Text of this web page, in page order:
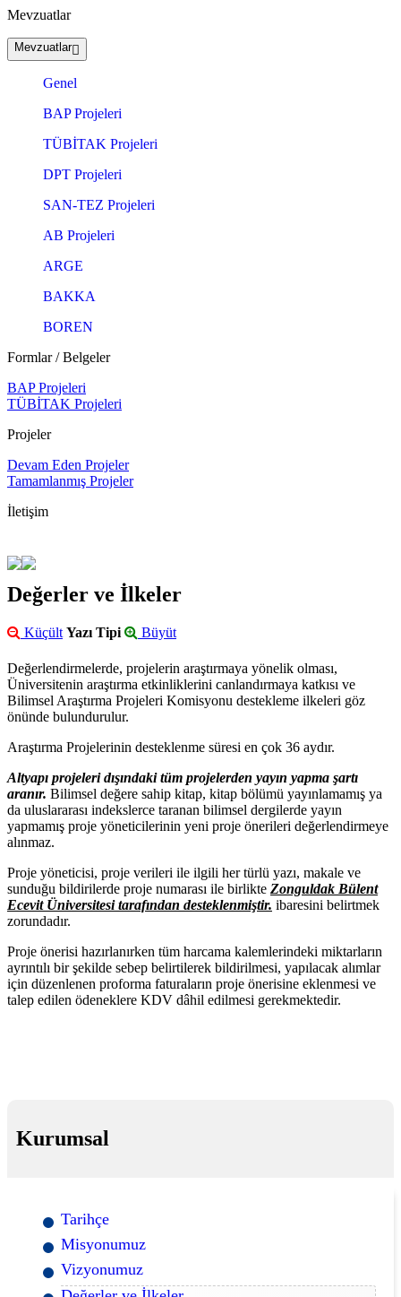
Mevzuatlar
Mevzuatlar
Genel
BAP Projeleri
TÜBİTAK Projeleri
DPT Projeleri
SAN-TEZ Projeleri
AB Projeleri
ARGE
BAKKA
BOREN
Formlar / Belgeler
BAP Projeleri
TÜBİTAK Projeleri
Projeler
Devam Eden Projeler
Tamamlanmış Projeler
İletişim
Değerler ve İlkeler
Küçült Yazı Tipi Büyüt
Değerlendirmelerde, projelerin araştırmaya yönelik olması,
Üniversitenin araştırma etkinliklerini canlandırmaya katkısı ve
Bilimsel Araştırma Projeleri Komisyonu destekleme ilkeleri göz
önünde bulundurulur.
Araştırma Projelerinin desteklenme süresi en çok 36 aydır.
Altyapı projeleri dışındaki tüm projelerden yayın yapma şartı
aranır. Bilimsel değere sahip kitap, kitap bölümü yayınlamamış ya
da uluslararası indekslerce taranan bilimsel dergilerde yayın
yapmamış proje yöneticilerinin yeni proje önerileri değerlendirmeye
alınmaz.
Proje yöneticisi, proje verileri ile ilgili her türlü yazı, makale ve
sunduğu bildirilerde proje numarası ile birlikte Zonguldak Bülent
Ecevit Üniversitesi tarafından desteklenmiştir. ibaresini belirtmek
zorundadır.
Proje önerisi hazırlanırken tüm harcama kalemlerindeki miktarların
ayrıntılı bir şekilde sebep belirtilerek bildirilmesi, yapılacak alımlar
için düzenlenen proforma faturaların proje önerisine eklenmesi ve
talep edilen ödeneklere KDV dâhil edilmesi gerekmektedir.
Kurumsal
Tarihçe
Misyonumuz
Vizyonumuz